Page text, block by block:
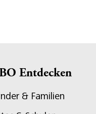
Entdecken
& Familien